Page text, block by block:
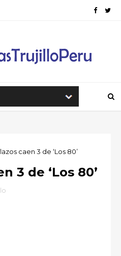
caen 3 de ‘Los 80’
3 de ‘Los 80’